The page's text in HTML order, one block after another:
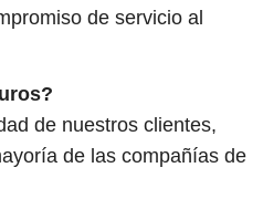
de servicio al
de nuestros clientes,
de las compañías de